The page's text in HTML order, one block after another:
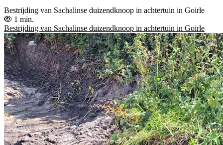
Bestrijding van Sachalinse duizendknoop in achtertuin in Goirle
1 min.
Bestrijding van Sachalinse duizendknoop in achtertuin in Goirle